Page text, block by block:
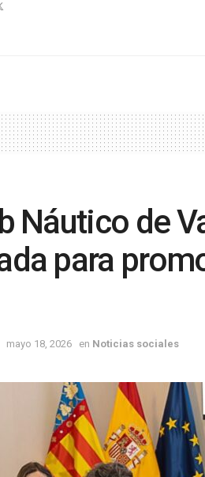
Náutico de
para
mayo 18, 2026 en Noticias sociales